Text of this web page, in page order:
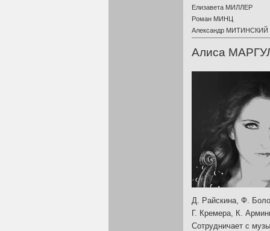
Елизавета МИЛЛЕР
Роман МИНЦ
Александр МИТИНСКИЙ
Алиса
Д. Райскина, Ф.
Г. Кремера, К.
Сотрудничает с